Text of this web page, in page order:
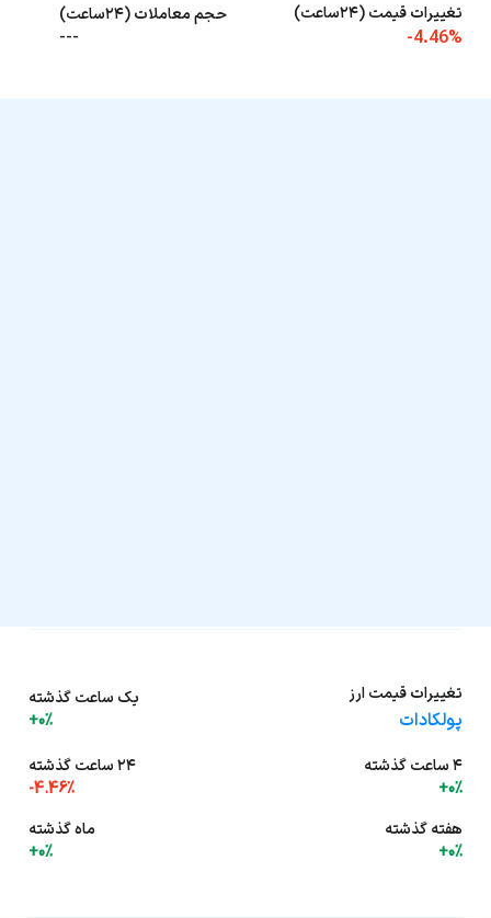
تغییرات قیمت (۲۴ساعت)
-4.46%
حجم معاملات (۲۴ساعت)
---
تغییرات قیمت ارز
پولکادات
یک ساعت گذشته
+0%
۴ ساعت گذشته
+0%
۲۴ ساعت گذشته
-4.46%
هفته گذشته
+0%
ماه گذشته
+0%